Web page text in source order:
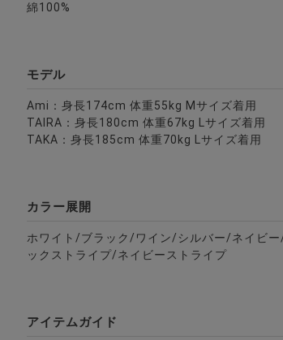
スタンデザインシャツ/全3色
ツ/全9色
ンリネンホリゾンタルカラー7分袖カプリシャツ/
綿100%
モデル
Ami：身長174cm 体重55kg Mサイズ着用
TAIRA：身長180cm 体重67kg Lサイズ着用
TAKA：身長185cm 体重70kg Lサイズ着用
カラー展開
ホワイト/ブラック/ワイン/シルバー/ネイビ
ックストライプ/ネイビーストライプ
アイテムガイド